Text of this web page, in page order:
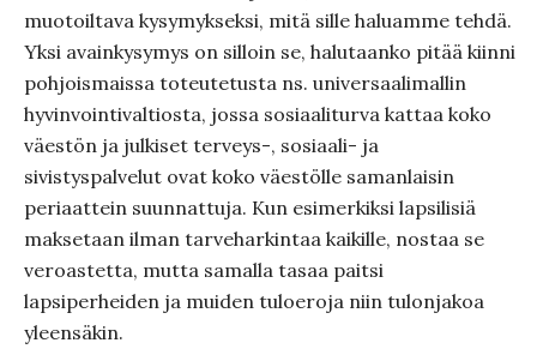
muotoiltava kysymykseksi, mitä sille haluamme tehdä.
Yksi avainkysymys on silloin se, halutaanko pitää kiinni
pohjoismaissa toteutetusta ns. universaalimallin
hyvinvointivaltiosta, jossa sosiaaliturva kattaa koko
väestön ja julkiset terveys-, sosiaali- ja
sivistyspalvelut ovat koko väestölle samanlaisin
periaattein suunnattuja. Kun esimerkiksi lapsilisiä
maksetaan ilman tarveharkintaa kaikille, nostaa se
veroastetta, mutta samalla tasaa paitsi
lapsiperheiden ja muiden tuloeroja niin tulonjakoa
yleensäkin.